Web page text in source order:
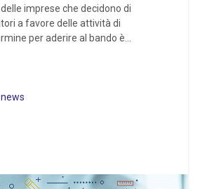
imprese che decidono di
a favore delle attività di
per aderire al bando è...
news